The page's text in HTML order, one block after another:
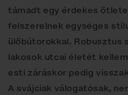
támadt egy érdekes
felszerelnek egységes
ülőbútorokkal. Robusztus
lakosok utcai életét
esti záráskor pedig
A svájciak válogatósak,